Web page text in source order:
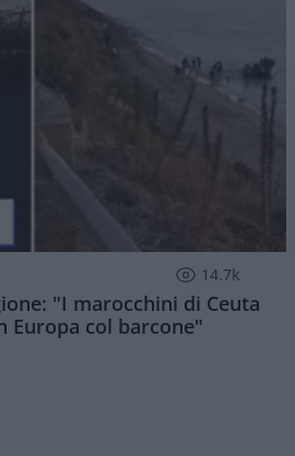
14.7k
"I marocchini di Ceuta
Europa col barcone"